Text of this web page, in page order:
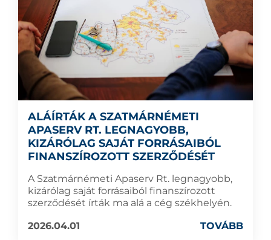
ALÁÍRTÁK A SZATMÁRNÉMETI
APASERV RT. LEGNAGYOBB,
KIZÁRÓLAG SAJÁT FORRÁSAIBÓL
FINANSZÍROZOTT SZERZŐDÉSÉT
A Szatmárnémeti Apaserv Rt. legnagyobb,
kizárólag saját forrásaiból finanszírozott
szerződését írták ma alá a cég székhelyén.
2026.04.01
TOVÁBB